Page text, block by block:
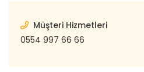
Müşteri Hizmetleri
0554 997 66 66